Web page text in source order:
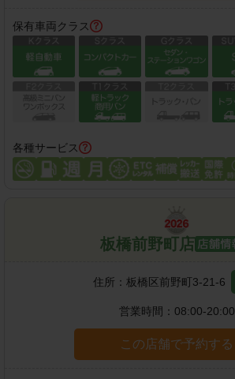
保有車両クラス
各種サービス
板橋前野町店
住所： 板橋区前野町3-21-6
営業時間： 08:00-20:00
この店舗で予約する